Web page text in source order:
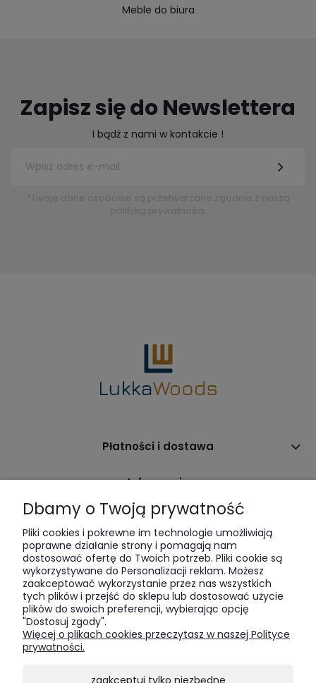
Meble do biura
Zapisz się do Newslettera
I bądź z nami w kontakcie !
Płatności i dostawa
Informacje
O nas
LukkaWoods | ul. Sienna 64 | 00-825 Warszawa | tel:
520 | e-mail:bok@lukkawoods.pl
Dbamy o Twoją prywatność
Pliki cookies i pokrewne im technologie umożliwiają
poprawne działanie strony i pomagają nam
dostosować ofertę do Twoich potrzeb. Pliki cookie są
wykorzystywane do Personalizacji reklam. Możesz
zaakceptować wykorzystanie przez nas wszystkich
tych plików i przejść do sklepu lub dostosować użycie
plików do swoich preferencji, wybierając opcję
"Dostosuj zgody".
Więcej o plikach cookies przeczytasz w naszej Polityce
prywatności.
zaakceptuj tylko niezbędne